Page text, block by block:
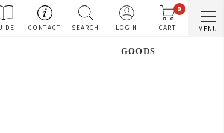
CONTACT SEARCH LOGIN
0
CART MENU
GOODS